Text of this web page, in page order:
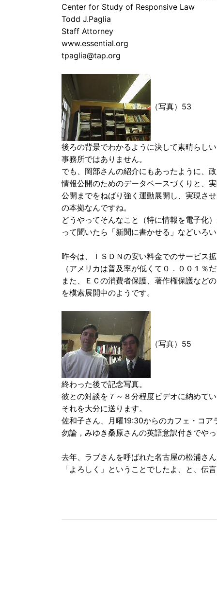
Center for Study of Responsive Law
Todd J.Paglia
Staff Attorney
www.essential.org
tpaglia@tap.org
（写真）53
後ろの背景でわかるように決して素晴らしい
事務所ではありません。
でも、岡部さんの紹介にもあったように、
情報公開のためのデータベースづくりと、
公開までをねばり強く運動展開し、実現さ
の本拠なんですね。
どうやってそんなこと（特に情報を電子化
って聞いたら「新聞に書かせる」などいろ
昨今は、ＩＳＤＮの安い料金でのサービス
（アメリカは普及率が低くて０．００１％
また、ＥＣの消費者保護、著作権保護など
を模索展開中のようです。
（写真）55
終わった後で記念写真。
彼との対談を７～８分程度ビデオに納めて
それを大分に送ります。
佐和子さん、月曜19:30からのカフェ・コア
勿論，みゆき桑原さんの英語意訳付きでや
去年、ラブさんを呼ばれた名古屋の松浦さ
「よろしく」ということでしたよ、と、伝